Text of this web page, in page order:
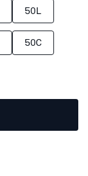
50L
50C